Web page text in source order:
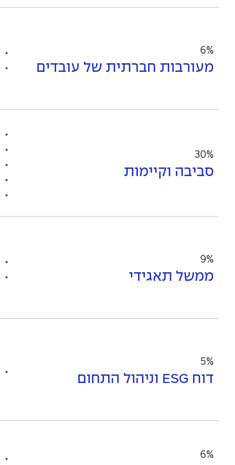
6%
מעורבות חברתית של עובדים
30%
סביבה וקיימות
9%
ממשל תאגידי
5%
דוח ESG וניהול התחום
6%